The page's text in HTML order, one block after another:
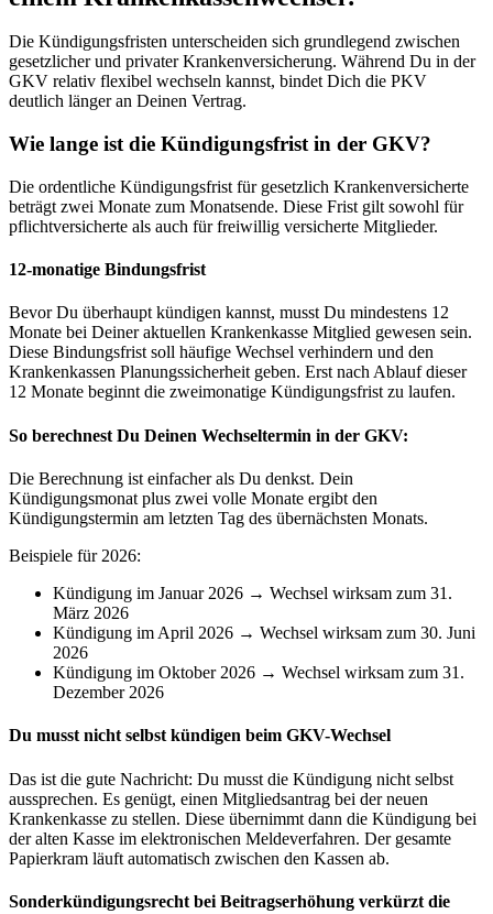
Die Kündigungsfristen unterscheiden sich grundlegend zwischen
gesetzlicher und privater Krankenversicherung. Während Du in der
GKV relativ flexibel wechseln kannst, bindet Dich die PKV
deutlich länger an Deinen Vertrag.
Wie lange ist die Kündigungsfrist in der GKV?
Die ordentliche Kündigungsfrist für gesetzlich Krankenversicherte
beträgt zwei Monate zum Monatsende. Diese Frist gilt sowohl für
pflichtversicherte als auch für freiwillig versicherte Mitglieder.
12-monatige Bindungsfrist
Bevor Du überhaupt kündigen kannst, musst Du mindestens 12
Monate bei Deiner aktuellen Krankenkasse Mitglied gewesen sein.
Diese Bindungsfrist soll häufige Wechsel verhindern und den
Krankenkassen Planungssicherheit geben. Erst nach Ablauf dieser
12 Monate beginnt die zweimonatige Kündigungsfrist zu laufen.
So berechnest Du Deinen Wechseltermin in der GKV:
Die Berechnung ist einfacher als Du denkst. Dein
Kündigungsmonat plus zwei volle Monate ergibt den
Kündigungstermin am letzten Tag des übernächsten Monats.
Beispiele für 2026:
Kündigung im Januar 2026 → Wechsel wirksam zum 31.
März 2026
Kündigung im April 2026 → Wechsel wirksam zum 30. Juni
2026
Kündigung im Oktober 2026 → Wechsel wirksam zum 31.
Dezember 2026
Du musst nicht selbst kündigen beim GKV-Wechsel
Das ist die gute Nachricht: Du musst die Kündigung nicht selbst
aussprechen. Es genügt, einen Mitgliedsantrag bei der neuen
Krankenkasse zu stellen. Diese übernimmt dann die Kündigung bei
der alten Kasse im elektronischen Meldeverfahren. Der gesamte
Papierkram läuft automatisch zwischen den Kassen ab.
Sonderkündigungsrecht bei Beitragserhöhung verkürzt die